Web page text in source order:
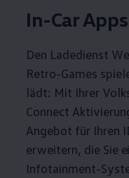
In-Car Apps
Den Ladedienst
Retro-Games
lädt: Mit Ihrer
Connect
Angebot für Ihren
erweitern, die Sie
Infotainment-